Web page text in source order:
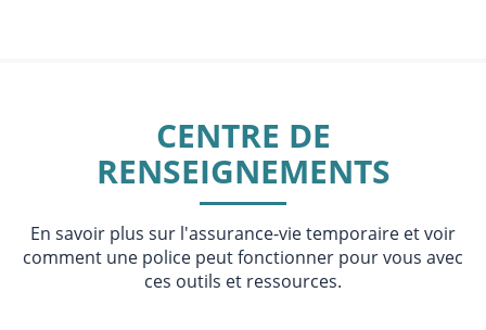
CENTRE DE
RENSEIGNEMENTS
En savoir plus sur l'assurance-vie temporaire et voir
comment une police peut fonctionner pour vous avec
ces outils et ressources.